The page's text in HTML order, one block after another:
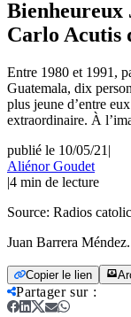
Bienheureux
Carlo Acutis
Entre 1980 et 1991,
Guatemala, dix
plus jeune d’entre
extraordinaire. À
publié le 10/05/21 |
Aliénor Goudet
|4 min de lecture
Source: Radios
Juan Barrera Méndez.
Copier le lien
Partager sur: